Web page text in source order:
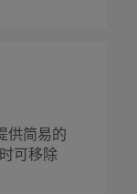
供简易的
可移除